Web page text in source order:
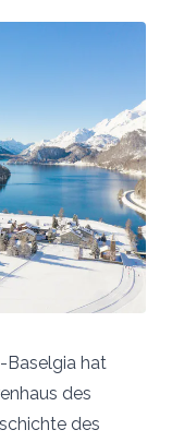
Baselgia hat
des
des